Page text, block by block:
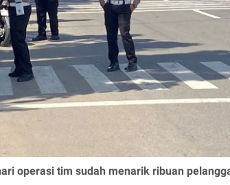
operasi tim sudah menarik ribuan